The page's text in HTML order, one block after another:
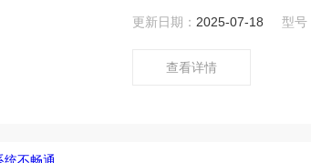
时候你就需要检查面罩与脸部
更新日期： 2025-07-18 型号
查看详情